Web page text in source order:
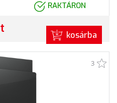
RAKTÁRON
kosárba
3